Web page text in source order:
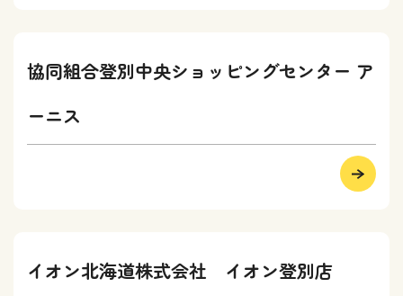
協同組合登別中央ショッピングセンター ア
ーニス
イオン北海道株式会社 イオン登別店